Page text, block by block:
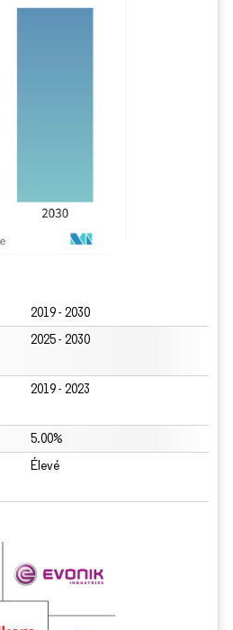
2019 - 2030
2025 - 2030
2019 - 2023
5.00%
Élevé